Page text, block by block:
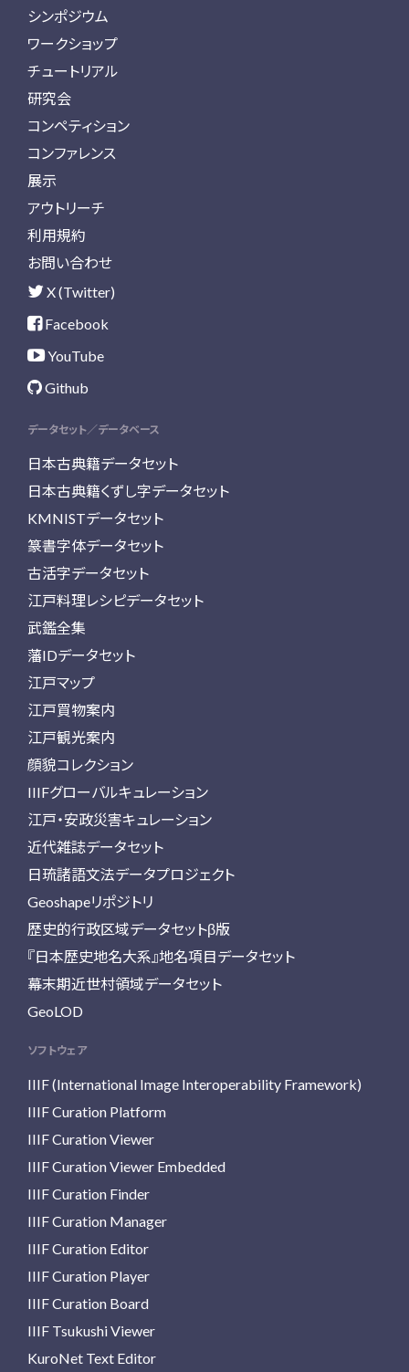
シンポジウム
ワークショップ
チュートリアル
研究会
コンペティション
コンファレンス
展示
アウトリーチ
利用規約
お問い合わせ
X (Twitter)
Facebook
YouTube
Github
データセット／データベース
日本古典籍データセット
日本古典籍くずし字データセット
KMNISTデータセット
篆書字体データセット
古活字データセット
江戸料理レシピデータセット
武鑑全集
藩IDデータセット
江戸マップ
江戸買物案内
江戸観光案内
顔貌コレクション
IIIFグローバルキュレーション
江戸・安政災害キュレーション
近代雑誌データセット
日琉諸語文法データプロジェクト
Geoshapeリポジトリ
歴史的行政区域データセットβ版
『日本歴史地名大系』地名項目データセット
幕末期近世村領域データセット
GeoLOD
ソフトウェア
IIIF (International Image Interoperability Framework)
IIIF Curation Platform
IIIF Curation Viewer
IIIF Curation Viewer Embedded
IIIF Curation Finder
IIIF Curation Manager
IIIF Curation Editor
IIIF Curation Player
IIIF Curation Board
IIIF Tsukushi Viewer
KuroNet Text Editor